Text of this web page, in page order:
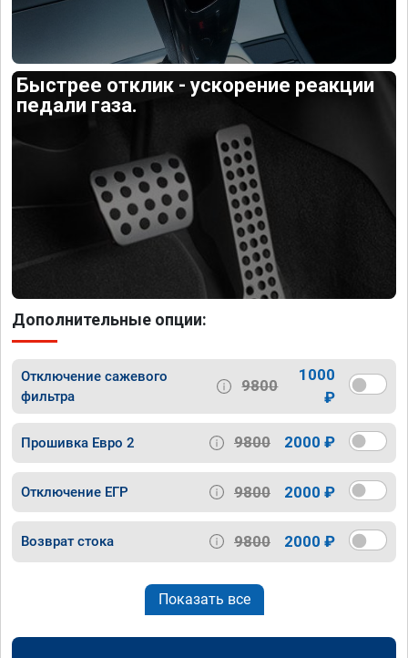
Быстрее отклик - ускорение реакции
педали газа.
Дополнительные опции:
Отключение сажевого
фильтра
9800
1000
₽
Прошивка Евро 2 9800 2000 ₽
Отключение ЕГР 9800 2000 ₽
Возврат стока 9800 2000 ₽
Показать все